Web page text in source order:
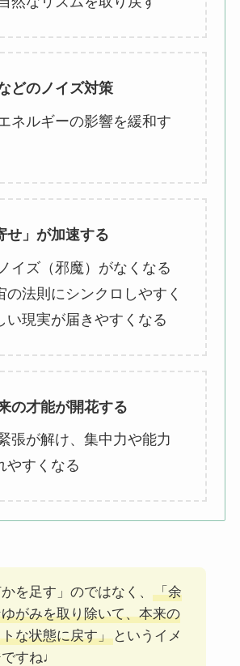
どのノイズ対策
ネルギーの影響を緩和す
せ」が加速する
イズ（邪魔）がなくなる
の法則にシンクロしやすく
い現実が届きやすくなる
の才能が開花する
張が解け、集中力や能力
やすくなる
かを足す」のではなく、
「余
がみを取り除いて、本来の
な状態に戻す」というイメ
すね♩